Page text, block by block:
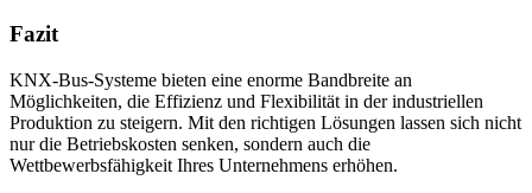
Fazit
KNX-Bus-Systeme bieten eine enorme Bandbreite an
Möglichkeiten, die Effizienz und Flexibilität in der industriellen
Produktion zu steigern. Mit den richtigen Lösungen lassen sich nicht
nur die Betriebskosten senken, sondern auch die
Wettbewerbsfähigkeit Ihres Unternehmens erhöhen.